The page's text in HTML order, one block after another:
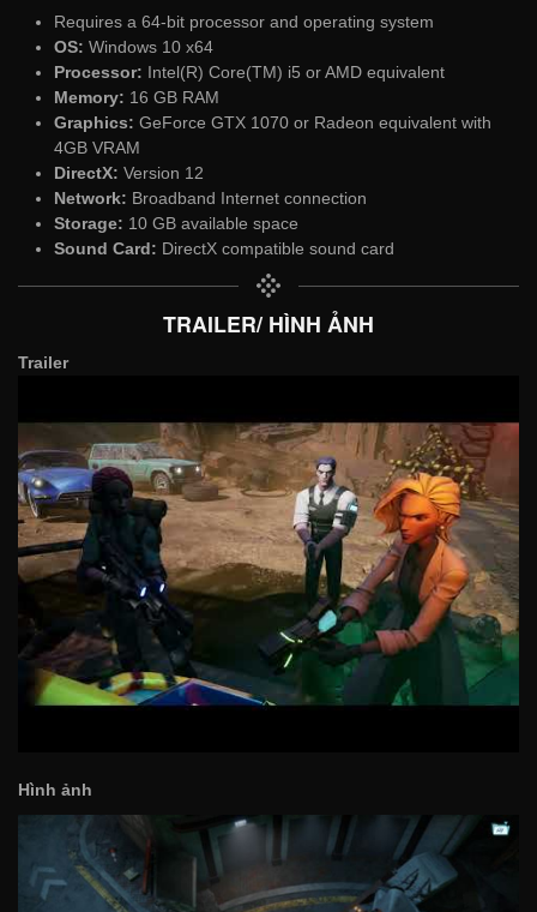
Requires a 64-bit processor and operating system
OS: Windows 10 x64
Processor: Intel(R) Core(TM) i5 or AMD equivalent
Memory: 16 GB RAM
Graphics: GeForce GTX 1070 or Radeon equivalent with
4GB VRAM
DirectX: Version 12
Network: Broadband Internet connection
Storage: 10 GB available space
Sound Card: DirectX compatible sound card
TRAILER/ HÌNH ẢNH
Trailer
Hình ảnh